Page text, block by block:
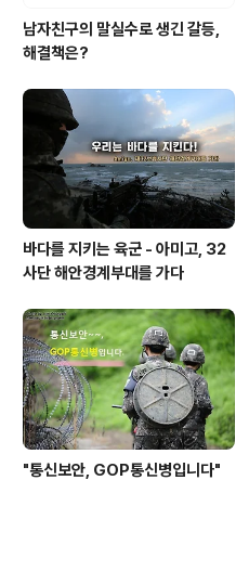
남자친구의 말실수로 생긴 갈등,
해결책은?
바다를 지키는 육군 - 아미고, 32
사단 해안경계부대를 가다
"통신보안, GOP통신병입니다"